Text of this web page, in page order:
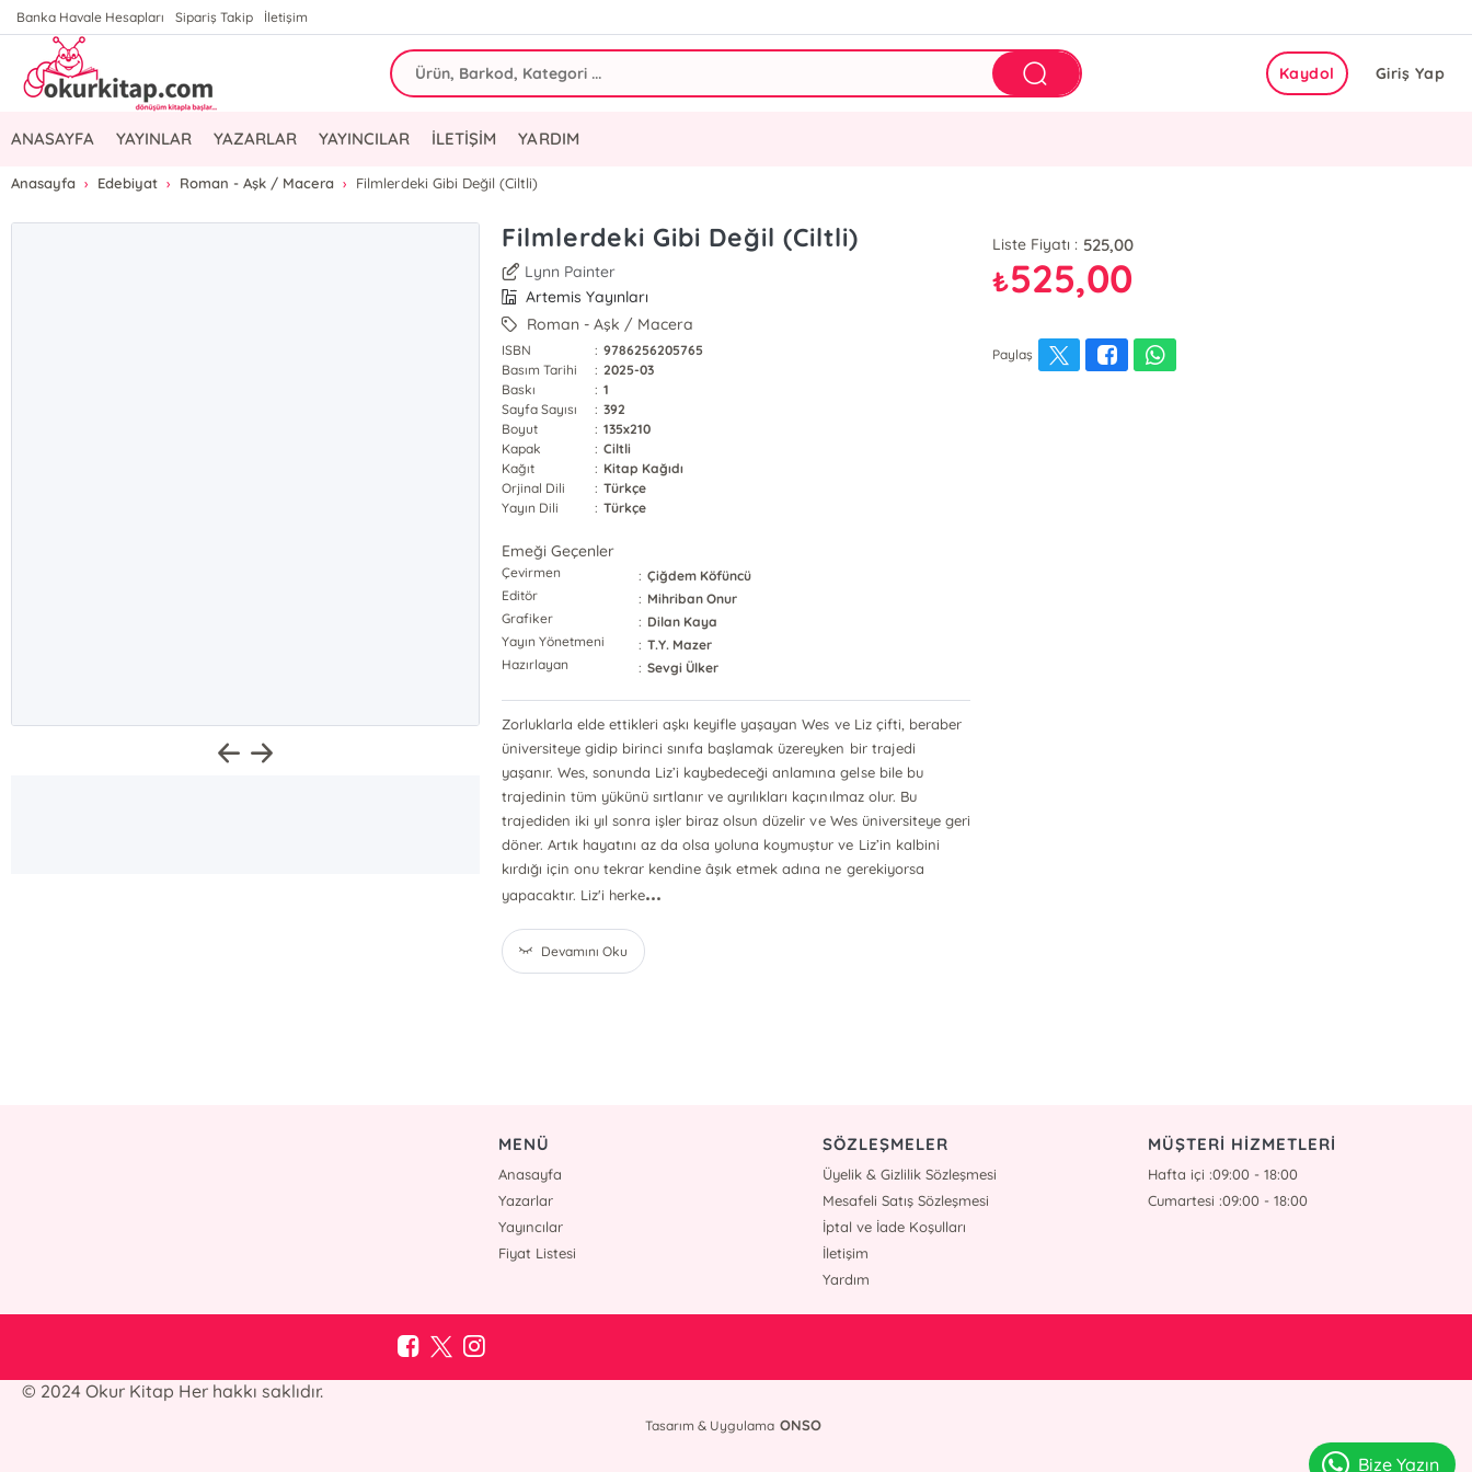
Banka Havale Hesapları Sipariş Takip İletişim
Giriş Yap
Kaydol
ANASAYFA YAYINLAR YAZARLAR YAYINCILAR İLETİŞİM YARDIM
Anasayfa Edebiyat Roman - Aşk / Macera Filmlerdeki Gibi Değil (Ciltli)
Filmlerdeki Gibi Değil (Ciltli)
Lynn Painter
Artemis Yayınları
Roman - Aşk / Macera
ISBN : 9786256205765
Basım Tarihi
: 2025-03
Baskı
: 1
Sayfa Sayısı
: 392
Boyut
: 135x210
Kapak
: Ciltli
Kağıt
: Kitap Kağıdı
Orjinal Dili
: Türkçe
Yayın Dili
: Türkçe
Emeği Geçenler
Çevirmen : Çiğdem Köfüncü
Editör
: Mihriban Onur
Grafiker
: Dilan Kaya
Yayın Yönetmeni
: T.Y. Mazer
Hazırlayan
: Sevgi Ülker
Zorluklarla elde ettikleri aşkı keyifle yaşayan Wes ve Liz çifti, beraber
üniversiteye gidip birinci sınıfa başlamak üzereyken bir trajedi
yaşanır. Wes, sonunda Liz’i kaybedeceği anlamına gelse bile bu
trajedinin tüm yükünü sırtlanır ve ayrılıkları kaçınılmaz olur. Bu
trajediden iki yıl sonra işler biraz olsun düzelir ve Wes üniversiteye geri
döner. Artık hayatını az da olsa yoluna koymuştur ve Liz’in kalbini
kırdığı için onu tekrar kendine âşık etmek adına ne gerekiyorsa
yapacaktır. Liz'i herke...
Devamını Oku
Liste Fiyatı : 525,00
₺525,00
Paylaş
MENÜ
Anasayfa
Yazarlar
Yayıncılar
Fiyat Listesi
SÖZLEŞMELER
Üyelik & Gizlilik Sözleşmesi
Mesafeli Satış Sözleşmesi
İptal ve İade Koşulları
İletişim
Yardım
MÜŞTERİ HİZMETLERİ
Hafta içi :09:00 - 18:00
Cumartesi :09:00 - 18:00
© 2024 Okur Kitap Her hakkı saklıdır.
Tasarım & Uygulama ONSO
Bize Yazın